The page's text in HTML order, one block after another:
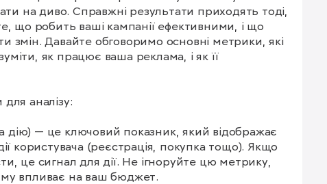
на диво. Справжні результати приходять тоді,
що робить ваші кампанії ефективними, і що
змін. Давайте обговоримо основні метрики, які
як працює ваша реклама, і як її
аналізу:
дію) — це ключовий показник, який відображає
користувача (реєстрація, покупка тощо). Якщо
це сигнал для дії. Не ігноруйте цю метрику,
впливає на ваш бюджет.